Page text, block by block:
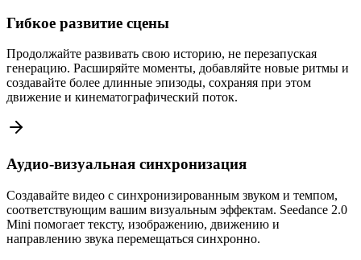
Гибкое развитие сцены
Продолжайте развивать свою историю, не перезапуская
генерацию. Расширяйте моменты, добавляйте новые ритмы и
создавайте более длинные эпизоды, сохраняя при этом
движение и кинематографический поток.
Аудио-визуальная синхронизация
Создавайте видео с синхронизированным звуком и темпом,
соответствующим вашим визуальным эффектам. Seedance 2.0
Mini помогает тексту, изображению, движению и
направлению звука перемещаться синхронно.